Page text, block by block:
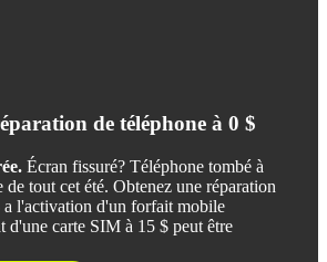
de téléphone à 0 $
Écran fissuré? Téléphone tombé à
de tout cet été. Obtenez une réparation
a l'activation d'un forfait mobile
d'une carte SIM à 15 $ peut être